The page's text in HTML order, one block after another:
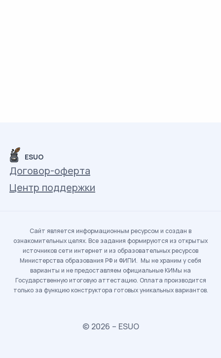
ESUO
Договор-оферта
Центр поддержки
Сайт является информационным ресурсом и создан в
ознакомительных целях. Все задания формируются из открытых
источников сети интернет и из образовательных ресурсов
Министерства образования РФ и ФИПИ. Мы не храним у себя
варианты и не предоставляем официальные КИМы на
Государственную итоговую аттестацию. Оплата производится
только за функцию конструктора готовых уникальных вариантов.
© 2026 – ESUO